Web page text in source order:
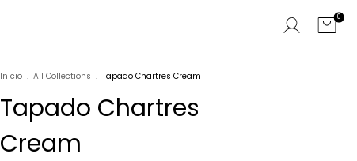
0
Inicio . All Collections . Tapado Chartres Cream
Tapado Chartres
Cream